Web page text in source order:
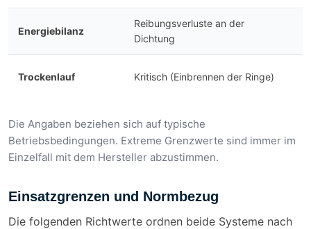
Energiebilanz
Reibungsverluste an der
Dichtung
Trockenlauf Kritisch (Einbrennen der Ringe)
Die Angaben beziehen sich auf typische
Betriebsbedingungen. Extreme Grenzwerte sind immer im
Einzelfall mit dem Hersteller abzustimmen.
Einsatzgrenzen und Normbezug
Die folgenden Richtwerte ordnen beide Systeme nach